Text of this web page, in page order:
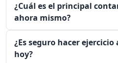
¿Cuál es el principal
ahora mismo?
¿Es seguro hacer
hoy?